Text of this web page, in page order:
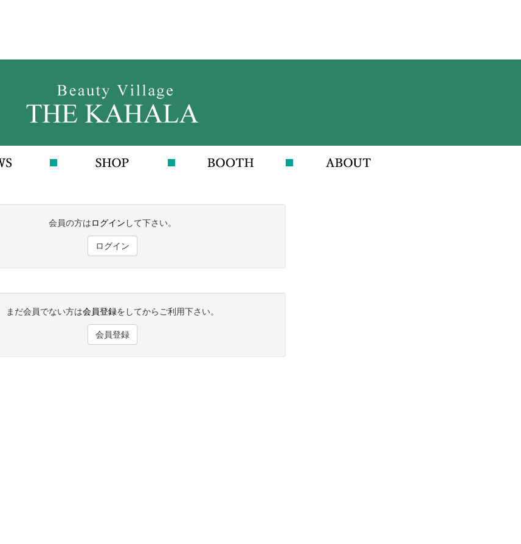
会員の方はログイン して下さい。
ログイン
まだ会員でない方は会員登録をしてからご利用下さい。
会員登録